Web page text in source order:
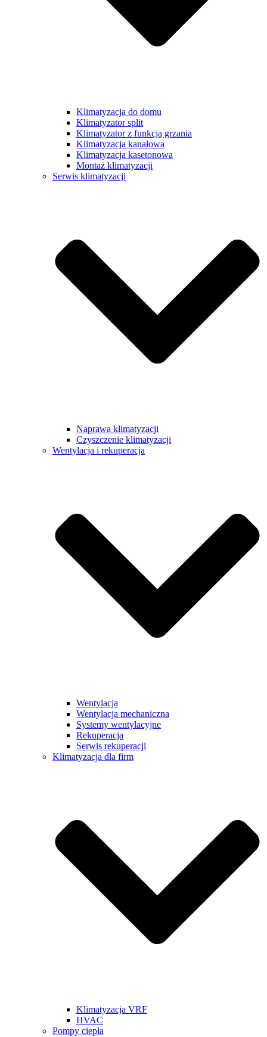
Klimatyzacja do domu
Klimatyzator split
Klimatyzator z funkcją grzania
Klimatyzacja kanałowa
Klimatyzacja kasetonowa
Montaż klimatyzacji
Serwis klimatyzacji
Naprawa klimatyzacji
Czyszczenie klimatyzacji
Wentylacja i rekuperacja
Wentylacja
Wentylacja mechaniczna
Systemy wentylacyjne
Rekuperacja
Serwis rekuperacji
Klimatyzacja dla firm
Klimatyzacja VRF
HVAC
Pompy ciepła